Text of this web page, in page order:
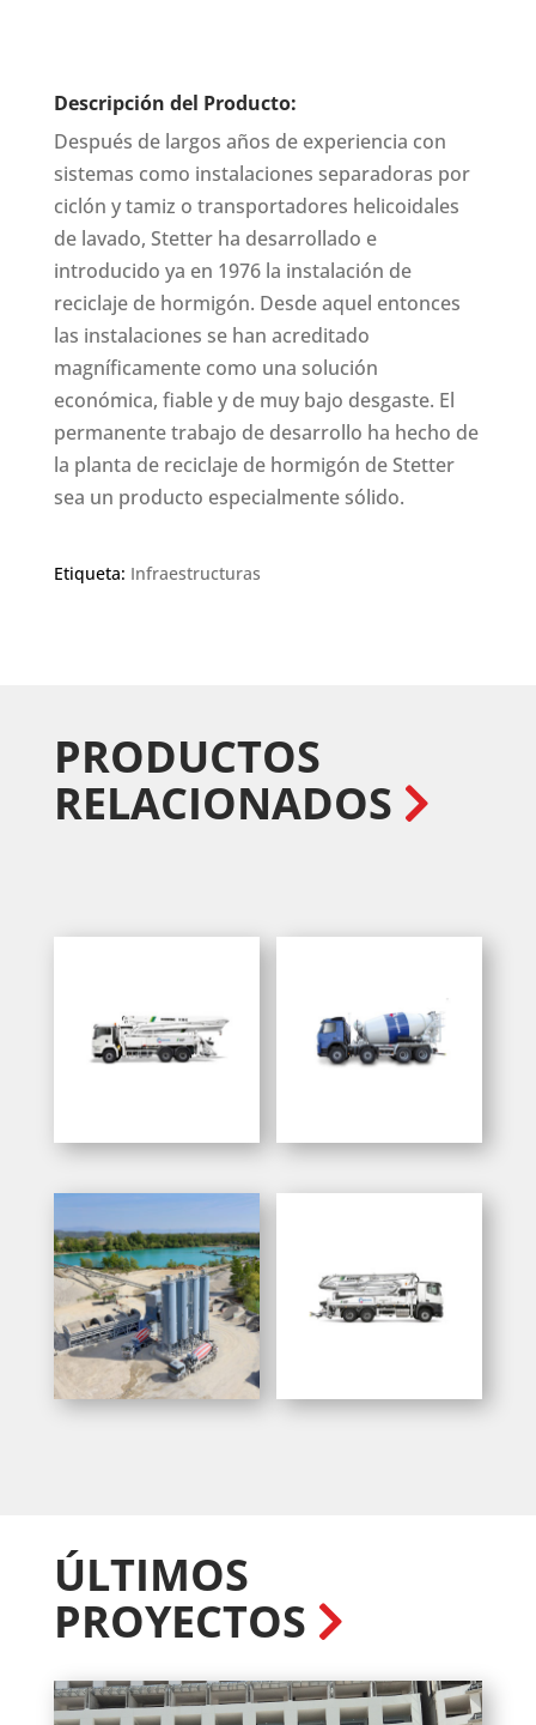
Descripción del Producto:
Después de largos años de experiencia con
sistemas como instalaciones separadoras por
ciclón y tamiz o transportadores helicoidales
de lavado, Stetter ha desarrollado e
introducido ya en 1976 la instalación de
reciclaje de hormigón. Desde aquel entonces
las instalaciones se han acreditado
magníficamente como una solución
económica, fiable y de muy bajo desgaste. El
permanente trabajo de desarrollo ha hecho de
la planta de reciclaje de hormigón de Stetter
sea un producto especialmente sólido.
Etiqueta: Infraestructuras
PRODUCTOS
RELACIONADOS
ÚLTIMOS
PROYECTOS